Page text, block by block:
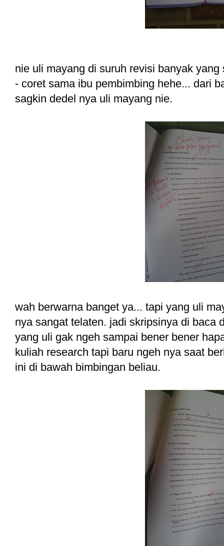
nie uli mayang di suruh revisi banyak
- coret sama ibu pembimbing hehe... dari
sagkin dedel nya uli mayang nie.
wah berwarna banget ya... tapi yang uli
nya sangat telaten. jadi skripsinya di baca
yang uli gak ngeh sampai bener bener
kuliah research tapi baru ngeh nya saat
ini di bawah bimbingan beliau.